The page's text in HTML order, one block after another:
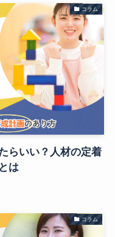
コラム
らいい？人材の定着
は
コラム